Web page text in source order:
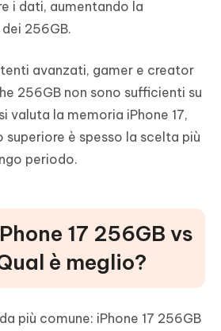
i dati, aumentando la
256GB.
avanzati, gamer e creator
256GB non sono sufficienti su
valuta la memoria iPhone 17,
superiore è spesso la scelta più
periodo.
17 256GB vs
è meglio?
più comune: iPhone 17 256GB